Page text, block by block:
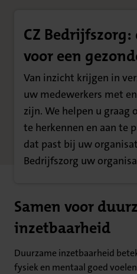
CZ
voor een
Van inzicht krijgen in
uw medewerkers met
zijn. We helpen u
te herkennen en aan te
dat past bij uw
Bedrijfszorg uw
Samen voor
inzetbaarheid
Duurzame inzetbaarheid
fysiek en mentaal goed